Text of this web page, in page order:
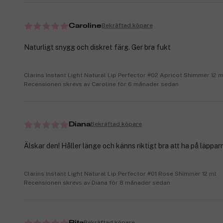
CarolineBekräftad köpare
Naturligt snygg och diskret färg. Ger bra fukt
Clarins Instant Light Natural Lip Perfector #02 Apricot Shimmer 12
Recensionen skrevs av Caroline för 6 månader sedan
DianaBekräftad köpare
Älskar den! Håller länge och känns riktigt bra att ha på
Clarins Instant Light Natural Lip Perfector #01 Rose Shimmer 12 ml
Recensionen skrevs av Diana för 8 månader sedan